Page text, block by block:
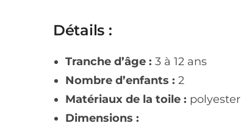
Détails :
Tranche d’âge : 3 à 12 ans
Nombre d’enfants : 2
Matériaux de la toile : polyester
Dimensions :